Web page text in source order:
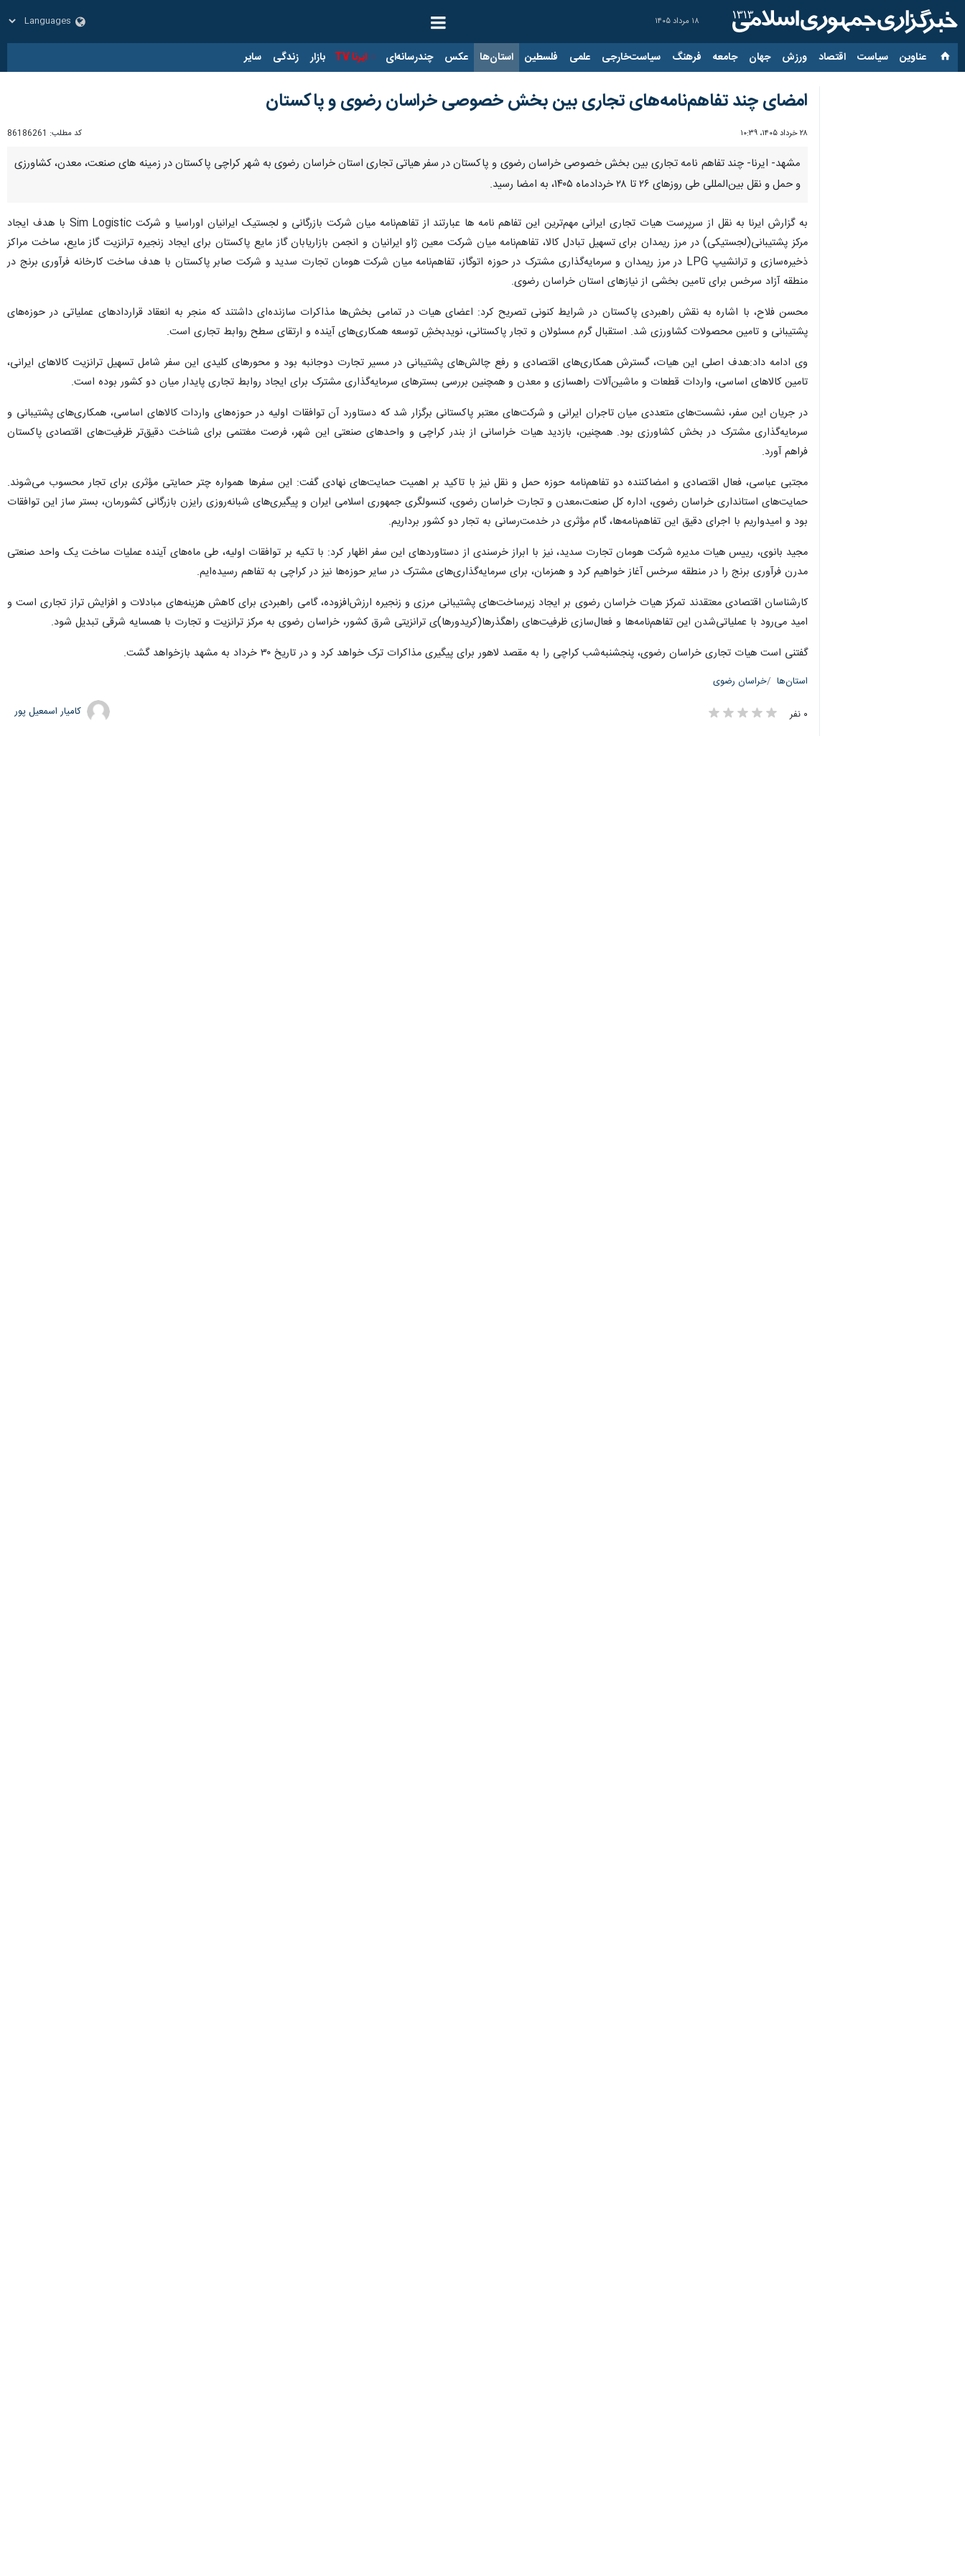
۱۸ مرداد ۱۴۰۵
عناوین‌ سیاست اقتصاد ورزش جهان جامعه فرهنگ سیاست‌خارجی علمی فلسطین استان‌ها عکس چندرسانه‌ای ایرنا TV بازار زندگی سایر
امضای چند تفاهم‌نامه‌های تجاری بین بخش خصوصی خراسان رضوی و پاکستان
۲۸ خرداد ۱۴۰۵، ۱۰:۳۹ کد مطلب: 86186261
مشهد- ایرنا- چند تفاهم نامه تجاری بین بخش خصوصی خراسان رضوی و پاکستان در سفر هیاتی تجاری استان خراسان رضوی به شهر کراچی پاکستان در زمینه های صنعت، معدن، کشاورزی
و حمل‌ و نقل بین‌المللی طی روزهای ۲۶ تا ۲۸ خردادماه ۱۴۰۵، به امضا رسید.
به گزارش ایرنا به نقل از سرپرست هیات تجاری ایرانی مهم‌ترین این تفاهم نامه ها عبارتند از تفاهم‌نامه میان شرکت بازرگانی و لجستیک ایرانیان اوراسیا و شرکت Sim Logistic با هدف ایجاد
مرکز پشتیبانی(لجستیکی) در مرز ریمدان برای تسهیل تبادل کالا، تفاهم‌نامه میان شرکت معین ژاو ایرانیان و انجمن بازاریابان گاز مایع پاکستان برای ایجاد زنجیره ترانزیت گاز مایع، ساخت مراکز
ذخیره‌سازی و ترانشیپ LPG در مرز ریمدان و سرمایه‌گذاری مشترک در حوزه اتوگاز، تفاهم‌نامه میان شرکت هومان تجارت سدید و شرکت صابر پاکستان با هدف ساخت کارخانه فرآوری برنج در
منطقه آزاد سرخس برای تامین بخشی از نیازهای استان خراسان رضوی.
محسن فلاح، با اشاره به نقش راهبردی پاکستان در شرایط کنونی تصریح کرد: اعضای هیات در تمامی بخش‌ها مذاکرات سازنده‌ای داشتند که منجر به انعقاد قراردادهای عملیاتی در حوزه‌های
پشتیبانی و تامین محصولات کشاورزی شد. استقبال گرم مسئولان و تجار پاکستانی، نویدبخشِ توسعه همکاری‌های آینده و ارتقای سطح روابط تجاری است.
وی ادامه داد:هدف اصلی این هیات، گسترش همکاری‌های اقتصادی و رفع چالش‌های پشتیبانی در مسیر تجارت دوجانبه بود و محورهای کلیدی این سفر شامل تسهیل ترانزیت کالاهای ایرانی،
تامین کالاهای اساسی، واردات قطعات و ماشین‌آلات راهسازی و معدن و همچنین بررسی بسترهای سرمایه‌گذاری مشترک برای ایجاد روابط تجاری پایدار میان دو کشور بوده است.
در جریان این سفر، نشست‌های متعددی میان تاجران ایرانی و شرکت‌های معتبر پاکستانی برگزار شد که دستاورد آن توافقات اولیه در حوزه‌های واردات کالاهای اساسی، همکاری‌های پشتیبانی و
سرمایه‌گذاری مشترک در بخش کشاورزی بود. همچنین، بازدید هیات خراسانی از بندر کراچی و واحدهای صنعتی این شهر، فرصت مغتنمی برای شناخت دقیق‌تر ظرفیت‌های اقتصادی پاکستان
فراهم آورد.
مجتبی عباسی، فعال اقتصادی و امضاکننده دو تفاهم‌نامه حوزه حمل‌ و نقل نیز با تاکید بر اهمیت حمایت‌های نهادی گفت: این سفرها همواره چتر حمایتی مؤثری برای تجار محسوب می‌شوند.
حمایت‌های استانداری خراسان رضوی، اداره کل صنعت،معدن و تجارت خراسان رضوی، کنسولگری جمهوری اسلامی ایران و پیگیری‌های شبانه‌روزی رایزن بازرگانی کشورمان، بستر ساز این توافقات
بود و امیدواریم با اجرای دقیق این تفاهم‌نامه‌ها، گام مؤثری در خدمت‌رسانی به تجار دو کشور برداریم.
مجید بانوی، رییس هیات مدیره شرکت هومان تجارت سدید، نیز با ابراز خرسندی از دستاوردهای این سفر اظهار کرد: با تکیه بر توافقات اولیه، طی ماه‌های آینده عملیات ساخت یک واحد صنعتی
مدرن فرآوری برنج را در منطقه سرخس آغاز خواهیم کرد و همزمان، برای سرمایه‌گذاری‌های مشترک در سایر حوزه‌ها نیز در کراچی به تفاهم رسیده‌ایم.
کارشناسان اقتصادی معتقدند تمرکز هیات خراسان رضوی بر ایجاد زیرساخت‌های پشتیبانی مرزی و زنجیره ارزش‌افزوده، گامی راهبردی برای کاهش هزینه‌های مبادلات و افزایش تراز تجاری است و
امید می‌رود با عملیاتی‌شدن این تفاهم‌نامه‌ها و فعال‌سازی ظرفیت‌های راهگذرها(کریدورها)ی ترانزیتی شرق کشور، خراسان رضوی به مرکز ترانزیت و تجارت با همسایه شرقی تبدیل شود.
گفتنی است هیات تجاری خراسان رضوی، پنجشنبه‌شب کراچی را به مقصد لاهور برای پیگیری مذاکرات ترک خواهد کرد و در تاریخ ۳۰ خرداد به مشهد بازخواهد گشت.
استان‌ها خراسان رضوی
۰ نفر کامیار اسمعیل پور